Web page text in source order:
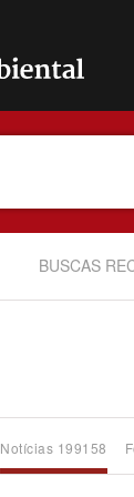
BUSCAS
Notícias 199158